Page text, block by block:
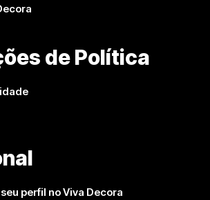
de Política
perfil no Viva Decora